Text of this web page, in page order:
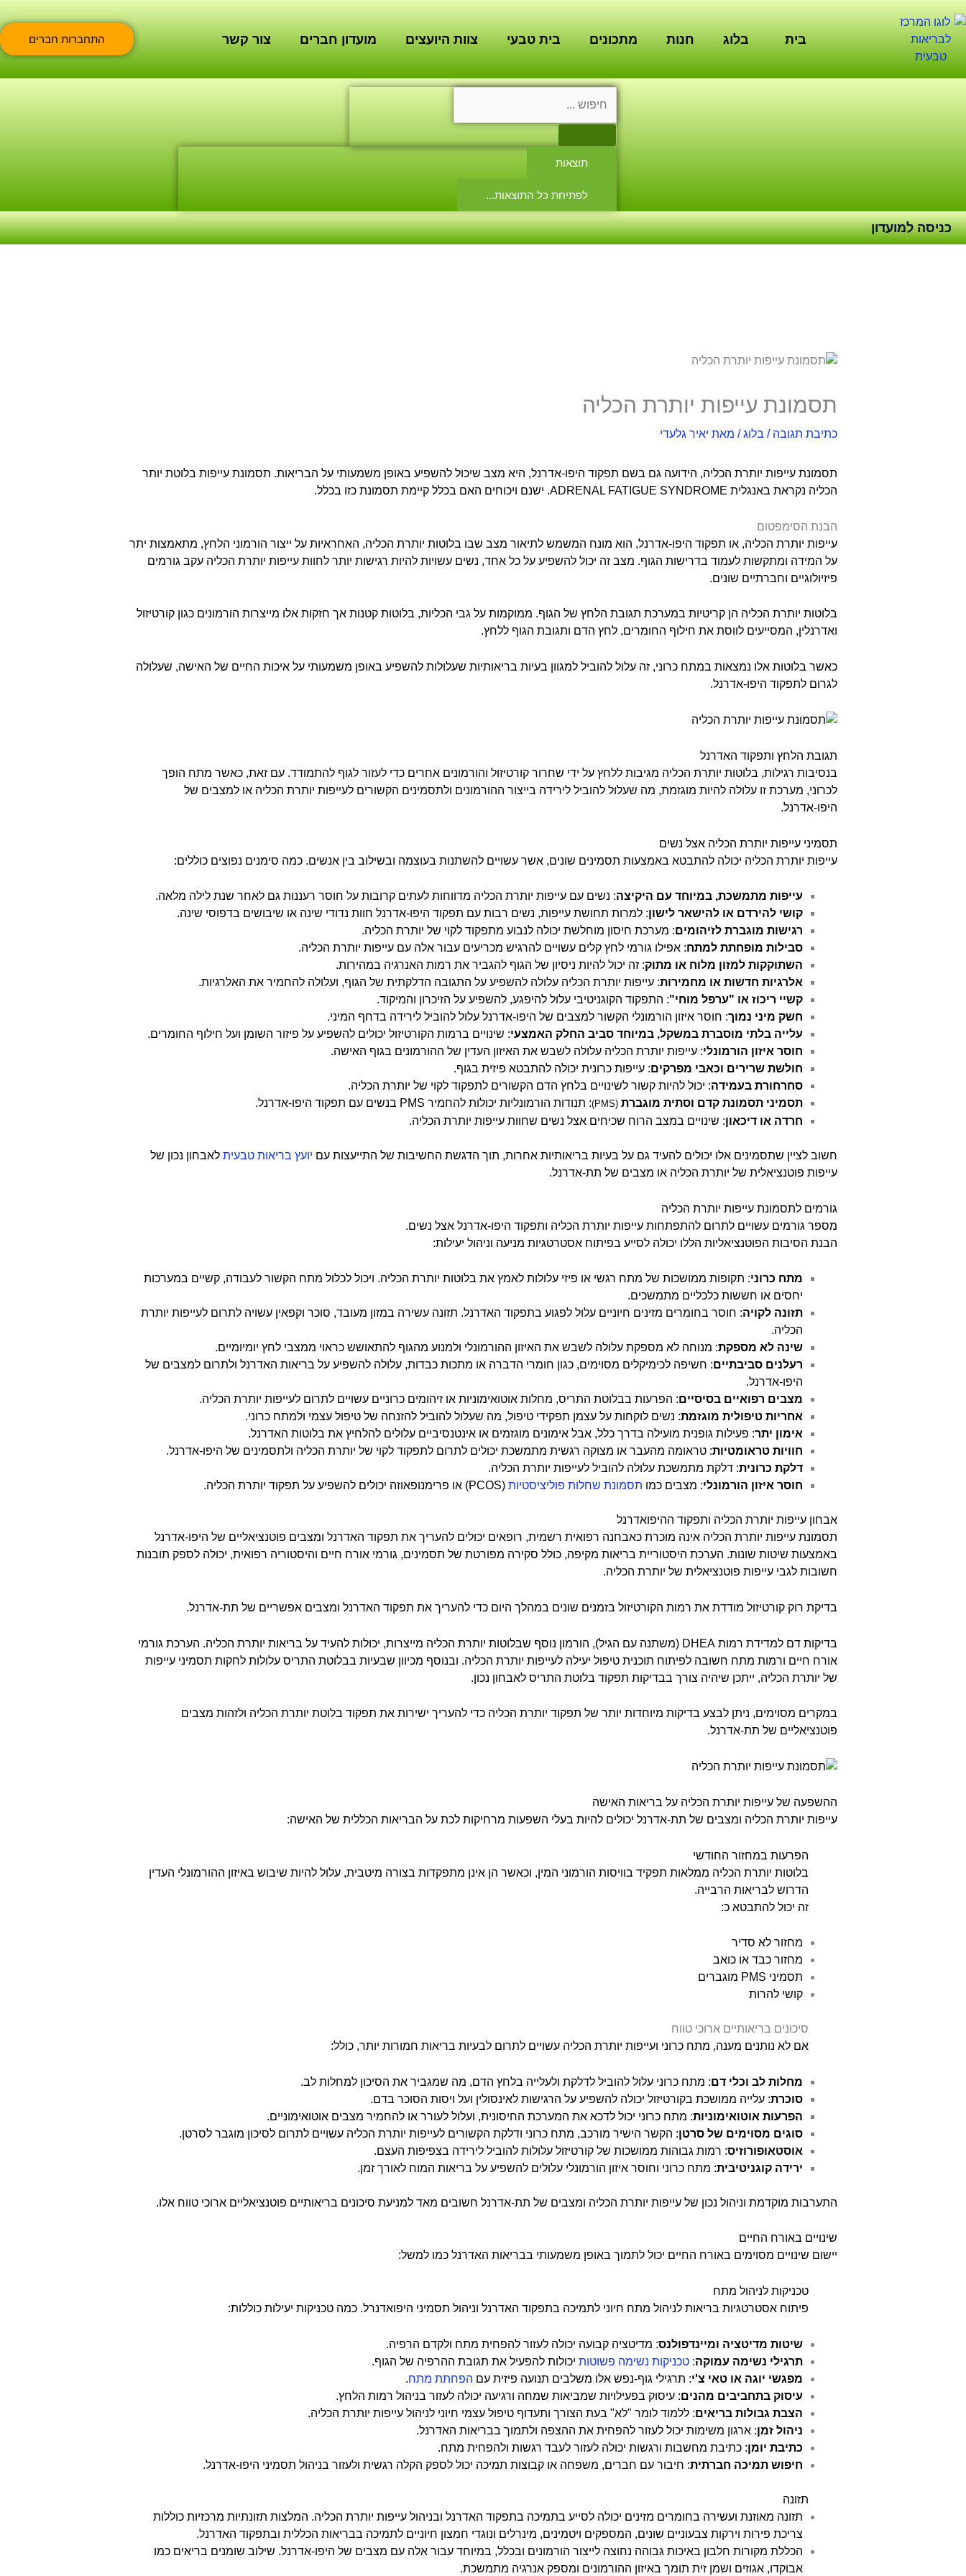
לתוכן
בית בלוג חנות מתכונים בית טבעי צוות היועצים מועדון חברים צור קשר התחברות חברים
תוצאות
לפתיחת כל התוצאות...
כניסה למועדון
תסמונת עייפות יותרת הכליה
כתיבת תגובה / בלוג/ מאת יאיר גלעדי
תסמונת עייפות יותרת הכליה, הידועה גם בשם תפקוד היפו-אדרנל, היא מצב שיכול להשפיע באופן משמעותי על הבריאות. תסמונת עייפות בלוטת יותר
הכליה נקראת באנגלית ADRENAL FATIGUE SYNDROME. ישנם ויכוחים האם בכלל קיימת תסמונת כזו בכלל.
הבנת הסימפטום
עייפות יותרת הכליה, או תפקוד היפו-אדרנל, הוא מונח המשמש לתיאור מצב שבו בלוטות יותרת הכליה, האחראיות על ייצור הורמוני הלחץ, מתאמצות יתר
על המידה ומתקשות לעמוד בדרישות הגוף. מצב זה יכול להשפיע על כל אחד, נשים עשויות להיות רגישות יותר לחוות עייפות יותרת הכליה עקב גורמים
פיזיולוגיים וחברתיים שונים.
בלוטות יותרת הכליה הן קריטיות במערכת תגובת הלחץ של הגוף. ממוקמות על גבי הכליות, בלוטות קטנות אך חזקות אלו מייצרות הורמונים כגון קורטיזול
ואדרנלין, המסייעים לווסת את חילוף החומרים, לחץ הדם ותגובת הגוף ללחץ.
כאשר בלוטות אלו נמצאות במתח כרוני, זה עלול להוביל למגוון בעיות בריאותיות שעלולות להשפיע באופן משמעותי על איכות החיים של האישה, שעלולה
לגרום לתפקוד היפו-אדרנל.
תגובת הלחץ ותפקוד האדרנל
בנסיבות רגילות, בלוטות יותרת הכליה מגיבות ללחץ על ידי שחרור קורטיזול והורמונים אחרים כדי לעזור לגוף להתמודד. עם זאת, כאשר מתח הופך
לכרוני, מערכת זו עלולה להיות מוגזמת, מה שעלול להוביל לירידה בייצור ההורמונים ולתסמינים הקשורים לעייפות יותרת הכליה או למצבים של
היפו-אדרנל.
תסמיני עייפות יותרת הכליה אצל נשים
עייפות יותרת הכליה יכולה להתבטא באמצעות תסמינים שונים, אשר עשויים להשתנות בעוצמה ובשילוב בין אנשים. כמה סימנים נפוצים כוללים:
עייפות מתמשכת, במיוחד עם היקיצה: נשים עם עייפות יותרת הכליה מדווחות לעתים קרובות על חוסר רעננות גם לאחר שנת לילה מלאה.
קושי להירדם או להישאר לישון: למרות תחושת עייפות, נשים רבות עם תפקוד היפו-אדרנל חוות נדודי שינה או שיבושים בדפוסי שינה.
רגישות מוגברת לזיהומים: מערכת חיסון מוחלשת יכולה לנבוע מתפקוד לקוי של יותרת הכליה.
סבילות מופחתת למתח: אפילו גורמי לחץ קלים עשויים להרגיש מכריעים עבור אלה עם עייפות יותרת הכליה.
השתוקקות למזון מלוח או מתוק: זה יכול להיות ניסיון של הגוף להגביר את רמות האנרגיה במהירות.
אלרגיות חדשות או מחמירות: עייפות יותרת הכליה עלולה להשפיע על התגובה הדלקתית של הגוף, ועלולה להחמיר את האלרגיות.
קשיי ריכוז או "ערפל מוחי": התפקוד הקוגניטיבי עלול להיפגע, להשפיע על הזיכרון והמיקוד.
חשק מיני נמוך: חוסר איזון הורמונלי הקשור למצבים של היפו-אדרנל עלול להוביל לירידה בדחף המיני.
עלייה בלתי מוסברת במשקל, במיוחד סביב החלק האמצעי: שינויים ברמות הקורטיזול יכולים להשפיע על פיזור השומן ועל חילוף החומרים.
חוסר איזון הורמונלי: עייפות יותרת הכליה עלולה לשבש את האיזון העדין של ההורמונים בגוף האישה.
חולשת שרירים וכאבי מפרקים: עייפות כרונית יכולה להתבטא פיזית בגוף.
סחרחורת בעמידה: יכול להיות קשור לשינויים בלחץ הדם הקשורים לתפקוד לקוי של יותרת הכליה.
תסמיני תסמונת קדם וסתית מוגברת (PMS)
: תנודות הורמונליות יכולות להחמיר PMS בנשים עם תפקוד היפו-אדרנל.
חרדה או דיכאון: שינויים במצב הרוח שכיחים אצל נשים שחוות עייפות יותרת הכליה.
חשוב לציין שתסמינים אלו יכולים להעיד גם על בעיות בריאותיות אחרות, תוך הדגשת החשיבות של התייעצות עם יועץ בריאות טבעיתלאבחון נכון של
עייפות פוטנציאלית של יותרת הכליה או מצבים של תת-אדרנל.
גורמים לתסמונת עייפות יותרת הכליה
מספר גורמים עשויים לתרום להתפתחות עייפות יותרת הכליה ותפקוד היפו-אדרנל אצל נשים.
הבנת הסיבות הפוטנציאליות הללו יכולה לסייע בפיתוח אסטרטגיות מניעה וניהול יעילות:
מתח כרוני: תקופות ממושכות של מתח רגשי או פיזי עלולות לאמץ את בלוטות יותרת הכליה. ויכול לכלול מתח הקשור לעבודה, קשיים במערכות
יחסים או חששות כלכליים מתמשכים.
תזונה לקויה: חוסר בחומרים מזינים חיוניים עלול לפגוע בתפקוד האדרנל. תזונה עשירה במזון מעובד, סוכר וקפאין עשויה לתרום לעייפות יותרת
הכליה.
שינה לא מספקת: מנוחה לא מספקת עלולה לשבש את האיזון ההורמונלי ולמנוע מהגוף להתאושש כראוי ממצבי לחץ יומיומיים.
רעלנים סביבתיים: חשיפה לכימיקלים מסוימים, כגון חומרי הדברה או מתכות כבדות, עלולה להשפיע על בריאות האדרנל ולתרום למצבים של
היפו-אדרנל.
מצבים רפואיים בסיסיים: הפרעות בבלוטת התריס, מחלות אוטואימוניות או זיהומים כרוניים עשויים לתרום לעייפות יותרת הכליה.
אחריות טיפולית מוגזמת: נשים לוקחות על עצמן תפקידי טיפול, מה שעלול להוביל להזנחה של טיפול עצמי ולמתח כרוני.
אימון יתר: פעילות גופנית מועילה בדרך כלל, אבל אימונים מוגזמים או אינטנסיביים עלולים להלחיץ ​​את בלוטות האדרנל.
חוויות טראומטיות: טראומה מהעבר או מצוקה רגשית מתמשכת יכולים לתרום לתפקוד לקוי של יותרת הכליה ולתסמינים של היפו-אדרנל.
דלקת כרונית: דלקת מתמשכת עלולה להוביל לעייפות יותרת הכליה.
חוסר איזון הורמונלי: מצבים כמו תסמונת שחלות פוליציסטיות(PCOS) או פרימנופאוזה יכולים להשפיע על תפקוד יותרת הכליה.
אבחון עייפות יותרת הכליה ותפקוד ההיפואדרנל
תסמונת עייפות יותרת הכליה אינה מוכרת כאבחנה רפואית רשמית, רופאים יכולים להעריך את תפקוד האדרנל ומצבים פוטנציאליים של היפו-אדרנל
באמצעות שיטות שונות. הערכת היסטוריית בריאות מקיפה, כולל סקירה מפורטת של תסמינים, גורמי אורח חיים והיסטוריה רפואית, יכולה לספק תובנות
חשובות לגבי עייפות פוטנציאלית של יותרת הכליה.
בדיקת רוק קורטיזול מודדת את רמות הקורטיזול בזמנים שונים במהלך היום כדי להעריך את תפקוד האדרנל ומצבים אפשריים של תת-אדרנל.
בדיקות דם למדידת רמות DHEA (משתנה עם הגיל), הורמון נוסף שבלוטות יותרת הכליה מייצרות, יכולות להעיד על בריאות יותרת הכליה. הערכת גורמי
אורח חיים ורמות מתח חשובה לפיתוח תוכנית טיפול יעילה לעייפות יותרת הכליה. ובנוסף מכיוון שבעיות בבלוטת התריס עלולות לחקות תסמיני עייפות
של יותרת הכליה, ייתכן שיהיה צורך בבדיקות תפקוד בלוטת התריס לאבחון נכון.
במקרים מסוימים, ניתן לבצע בדיקות מיוחדות יותר של תפקוד יותרת הכליה כדי להעריך ישירות את תפקוד בלוטת יותרת הכליה ולזהות מצבים
פוטנציאליים של תת-אדרנל.
ההשפעה של עייפות יותרת הכליה על בריאות האישה
עייפות יותרת הכליה ומצבים של תת-אדרנל יכולים להיות בעלי השפעות מרחיקות לכת על הבריאות הכללית של האישה:
הפרעות במחזור החודשי
בלוטות יותרת הכליה ממלאות תפקיד בוויסות הורמוני המין, וכאשר הן אינן מתפקדות בצורה מיטבית, עלול להיות שיבוש באיזון ההורמונלי העדין
הדרוש לבריאות הרבייה.
זה יכול להתבטא כ:
מחזור לא סדיר
מחזור כבד או כואב
תסמיני PMS מוגברים
קושי להרות
סיכונים בריאותיים ארוכי טווח
אם לא נותנים מענה, מתח כרוני ועייפות יותרת הכליה עשויים לתרום לבעיות בריאות חמורות יותר, כולל:
מחלות לב וכלי דם: מתח כרוני עלול להוביל לדלקת ולעלייה בלחץ הדם, מה שמגביר את הסיכון למחלות לב.
סוכרת: עלייה ממושכת בקורטיזול יכולה להשפיע על הרגישות לאינסולין ועל ויסות הסוכר בדם.
הפרעות אוטואימוניות: מתח כרוני יכול לדכא את המערכת החיסונית, ועלול לעורר או להחמיר מצבים אוטואימוניים.
סוגים מסוימים של סרטן: הקשר הישיר מורכב, מתח כרוני ודלקת הקשורים לעייפות יותרת הכליה עשויים לתרום לסיכון מוגבר לסרטן.
אוסטאופורוזיס: רמות גבוהות ממושכות של קורטיזול עלולות להוביל לירידה בצפיפות העצם.
ירידה קוגניטיבית: מתח כרוני וחוסר איזון הורמונלי עלולים להשפיע על בריאות המוח לאורך זמן.
התערבות מוקדמת וניהול נכון של עייפות יותרת הכליה ומצבים של תת-אדרנלחשובים מאד למניעת סיכונים בריאותיים פוטנציאליים ארוכי טווח אלו.
שינויים באורח החיים
יישום שינויים מסוימים באורח החיים יכול לתמוך באופן משמעותי בבריאות האדרנל כמו למשל:
טכניקות לניהול מתח
פיתוח אסטרטגיות בריאות לניהול מתח חיוני לתמיכה בתפקוד האדרנל וניהול תסמיני היפואדנרל. כמה טכניקות יעילות כוללות:
שיטות מדיטציה ומיינדפולנס: מדיטציה קבועה יכולה לעזור להפחית מתח ולקדם הרפיה.
תרגילי נשימה עמוקה: טכניקות נשימה פשוטותיכולות להפעיל את תגובת ההרפיה של הגוף.
מפגשי יוגה או טאי צ'י: תרגילי גוף-נפש אלו משלבים תנועה פיזית עם הפחתת מתח.
עיסוק בתחביבים מהנים: עיסוק בפעילויות שמביאות שמחה ורגיעה יכולה לעזור בניהול רמות הלחץ.
הצבת גבולות בריאים: ללמוד לומר "לא" בעת הצורך ותעדוף טיפול עצמי חיוני לניהול עייפות יותרת הכליה.
ניהול זמן: ארגון משימות יכול לעזור להפחית את ההצפה ולתמוך בבריאות האדרנל.
כתיבת יומן: כתיבת מחשבות ורגשות יכולה לעזור לעבד רגשות ולהפחית מתח.
חיפוש תמיכה חברתית: חיבור עם חברים, משפחה או קבוצות תמיכה יכול לספק הקלה רגשית ולעזור בניהול תסמיני היפו-אדרנל.
תזונה
תזונה מאוזנת ועשירה בחומרים מזינים יכולה לסייע בתמיכה בתפקוד האדרנל ובניהול עייפות יותרת הכליה. המלצות תזונתיות מרכזיות כוללות
צריכת פירות וירקות צבעוניים שונים, המספקים ויטמינים, מינרלים ונוגדי חמצון חיוניים לתמיכה בבריאות הכללית ובתפקוד האדרנל.
הכללת מקורות חלבון באיכות גבוהה נחוצה לייצור הורמונים ובכלל, במיוחד עבור אלה עם מצבים של היפו-אדרנל. שילוב שומנים בריאים כמו
אבוקדו, אגוזים ושמן זית תומך באיזון ההורמונים ומספק אנרגיה מתמשכת.